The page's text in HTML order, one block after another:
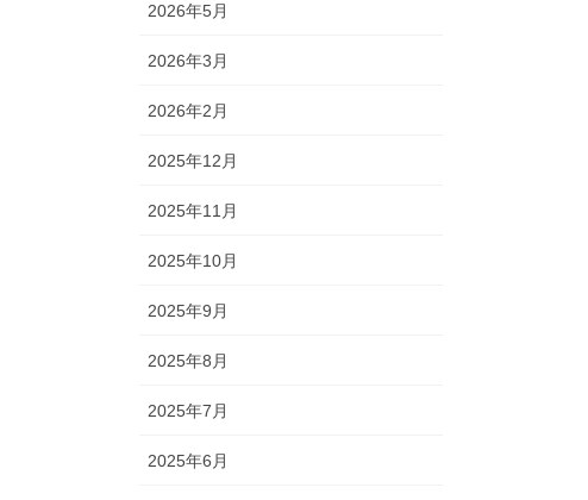
2026年5月
2026年3月
2026年2月
2025年12月
2025年11月
2025年10月
2025年9月
2025年8月
2025年7月
2025年6月